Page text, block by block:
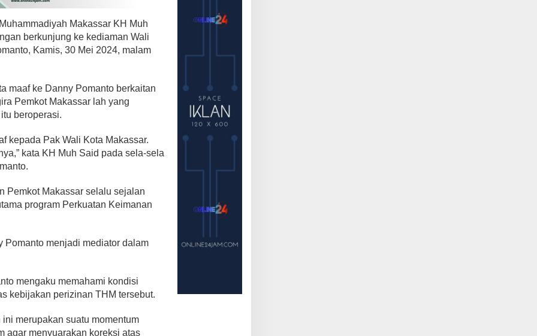
Makassar KH Muh
berkunjung ke kediaman Wali
Kamis, 30 Mei 2024, malam
maaf ke Danny Pomanto berkaitan
Pemkot Makassar lah yang
beroperasi.
kepada Pak Wali Kota Makassar.
kata KH Muh Said pada sela-sela
Pemkot Makassar selalu sejalan
program Perkuatan Keimanan
Pomanto menjadi mediator dalam
mengaku memahami kondisi
kebijakan perizinan THM tersebut.
merupakan suatu momentum
agar menyuarakan koreksi atas